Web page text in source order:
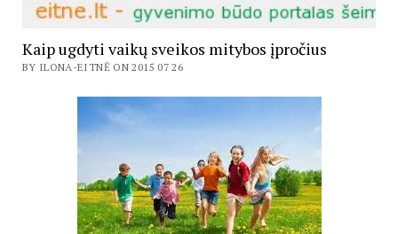
Kaip ugdyti vaikų sveikos mitybos įpročius
BY ILONA-EITNĖ ON 2015 07 26